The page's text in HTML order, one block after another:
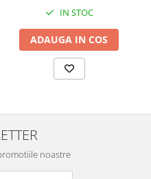
IN STOC
ADAUGA IN COS
noastre